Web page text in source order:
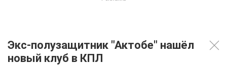
Экс-полузащитник "Актобе" нашёл
новый клуб в КПЛ